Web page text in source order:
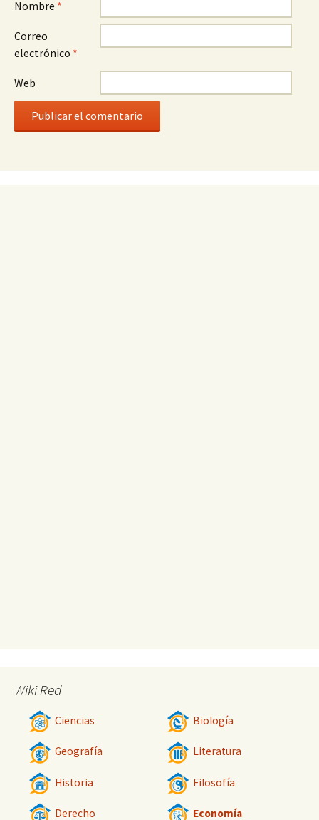
Nombre *
Correo
electrónico *
Web
Wiki Red
Ciencias Biología
Geografía Literatura
Historia Filosofía
Derecho Economía